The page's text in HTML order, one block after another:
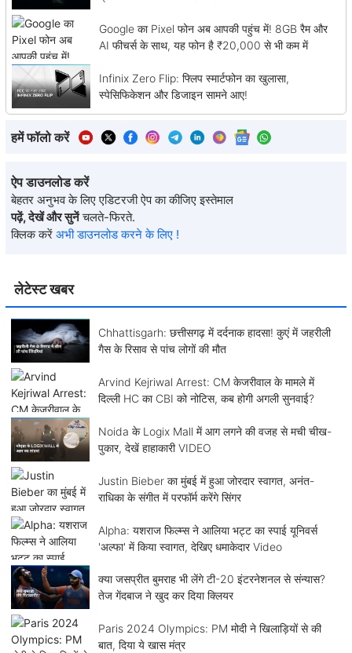
लेटेस्ट खबर
Chhattisgarh: छत्तीसगढ़ में दर्दनाक हादसा! कुएं में जहरीली
गैस के रिसाव से पांच लोगों की मौत
Arvind Kejriwal Arrest: CM केजरीवाल के मामले में
दिल्ली HC का CBI को नोटिस, कब होगी अगली सुनवाई?
Noida के Logix Mall में आग लगने की वजह से मची चीख-
पुकार, देखें हाहाकारी VIDEO
Justin Bieber का मुंबई में हुआ जोरदार स्वागत, अनंत-
राधिका के संगीत में परफॉर्म करेंगे सिंगर
Alpha: यशराज फिल्म्स ने आलिया भट्ट का स्पाई यूनिवर्स
'अल्फा' में किया स्वागत, देखिए धमाकेदार Video
क्या जसप्रीत बुमराह भी लेंगे टी-20 इंटरनेशनल से संन्यास?
तेज गेंदबाज ने खुद कर दिया क्लियर
Paris 2024 Olympics: PM मोदी ने खिलाड़ियों से की
बात, दिया ये खास मंत्र
Google का Pixel फोन अब आपकी पहुंच में! 8GB रैम और
AI फीचर्स के साथ, यह फोन है ₹20,000 से भी कम में
Infinix Zero Flip: फ्लिप स्मार्टफोन का खुलासा,
स्पेसिफिकेशन और डिजाइन सामने आए!
हमें फॉलो करें
ऐप डाउनलोड करें
बेहतर अनुभव के लिए एडिटरजी ऐप का कीजिए इस्तेमाल
पढ़ें, देखें और सुनें चलते-फिरते.
क्लिक करें अभी डाउनलोड करने के लिए !